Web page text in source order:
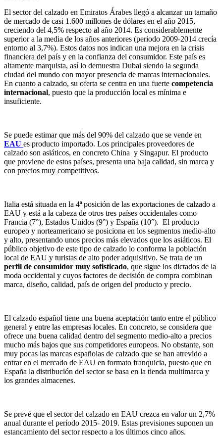
El sector del calzado en Emiratos Árabes llegó a alcanzar un tamaño
de mercado de casi 1.600 millones de dólares en el año 2015,
creciendo del 4,5% respecto al año 2014. Es considerablemente
superior a la media de los años anteriores (periodo 2009-2014 crecía
entorno al 3,7%). Estos datos nos indican una mejora en la crisis
financiera del país y en la confianza del consumidor. Este país es
altamente marquista, así lo demuestra Dubai siendo la segunda
ciudad del mundo con mayor presencia de marcas internacionales.
En cuanto a calzado, su oferta se centra en una fuerte competencia
internacional, puesto que la producción local es mínima e
insuficiente.
Se puede estimar que más del 90% del calzado que se vende en
EAU es producto importado. Los principales proveedores de
calzado son asiáticos, en concreto China y Singapur. El producto
que proviene de estos países, presenta una baja calidad, sin marca y
con precios muy competitivos.
Italia está situada en la 4ª posición de las exportaciones de calzado a
EAU y está a la cabeza de otros tres países occidentales como
Francia (7°), Estados Unidos (9°) y España (10°). El producto
europeo y norteamericano se posiciona en los segmentos medio-alto
y alto, presentando unos precios más elevados que los asiáticos. El
público objetivo de este tipo de calzado lo conforma la población
local de EAU y turistas de alto poder adquisitivo. Se trata de un
perfil de consumidor muy sofisticado, que sigue los dictados de la
moda occidental y cuyos factores de decisión de compra combinan
marca, diseño, calidad, país de origen del producto y precio.
El calzado español tiene una buena aceptación tanto entre el público
general y entre las empresas locales. En concreto, se considera que
ofrece una buena calidad dentro del segmento medio-alto a precios
mucho más bajos que sus competidores europeos. No obstante, son
muy pocas las marcas españolas de calzado que se han atrevido a
entrar en el mercado de EAU en formato franquicia, puesto que en
España la distribución del sector se basa en la tienda multimarca y
los grandes almacenes.
Se prevé que el sector del calzado en EAU crezca en valor un 2,7%
anual durante el período 2015- 2019. Estas previsiones suponen un
estancamiento del sector respecto a los últimos cinco años.